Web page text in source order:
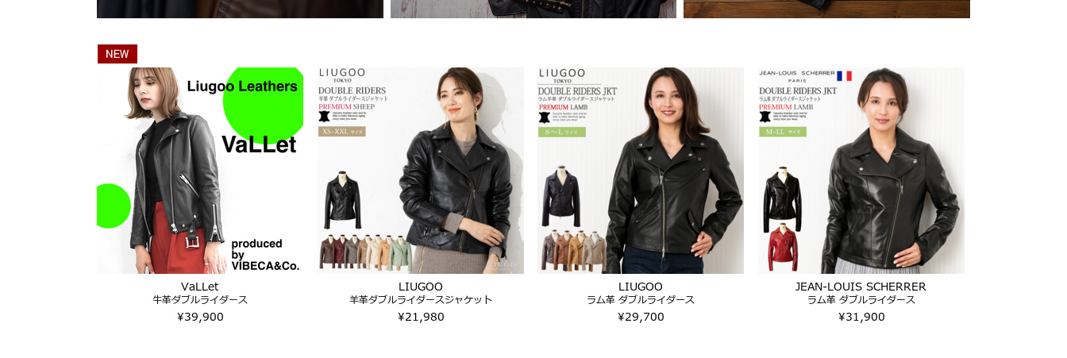
ドレスシャツ / ベスト N-3B フライトジャケット DOWN / MOUTON ▶ LIUGOO LEATHERS×THE Hu米国進出記念 会社概要
ウォレット
ABOUT US
著名人や大企業も認める品質の高さ
楽天ショップレビュー4.83点の高評価
会社概要